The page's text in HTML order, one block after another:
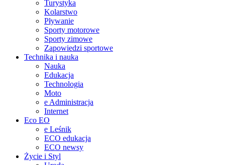
Turystyka
Kolarstwo
Pływanie
Sporty motorowe
Sporty zimowe
Zapowiedzi sportowe
Technika i nauka
Nauka
Edukacja
Technologia
Moto
e Administracja
Internet
Eco EO
e Leśnik
ECO edukacja
ECO newsy
Życie i Styl